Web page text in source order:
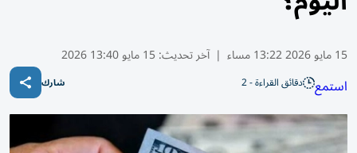
15 مايو 2026 13:22 مساء | آخر تحديث:15 مايو 13:40 2026
استمع دقائق القراءة - 2 شارك